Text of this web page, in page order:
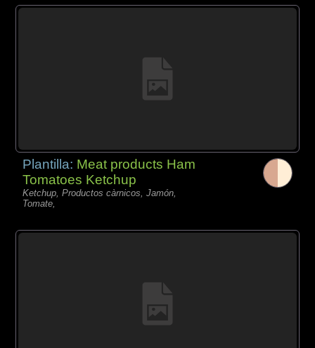
Plantilla: Meat products Ham
Tomatoes Ketchup
Ketchup, Productos càrnicos, Jamón,
Tomate,